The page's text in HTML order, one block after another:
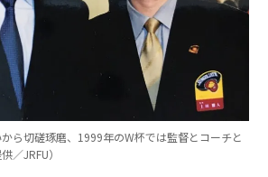
ら切磋琢磨、1999年のW杯では監督とコーチと
／JRFU）